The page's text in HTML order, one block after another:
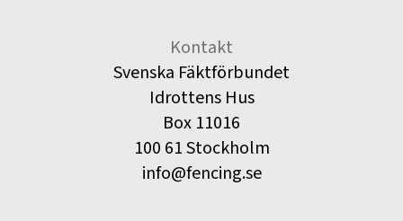
Kontakt
Svenska Fäktförbundet
Idrottens Hus
Box 11016
100 61 Stockholm
info@fencing.se